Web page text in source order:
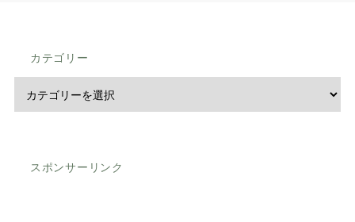
カテゴリー
スポンサーリンク